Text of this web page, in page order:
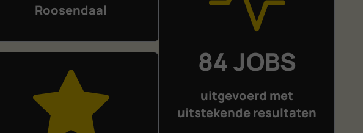
Roosendaal
84 JOBS
uitgevoerd met
uitstekende resultaten